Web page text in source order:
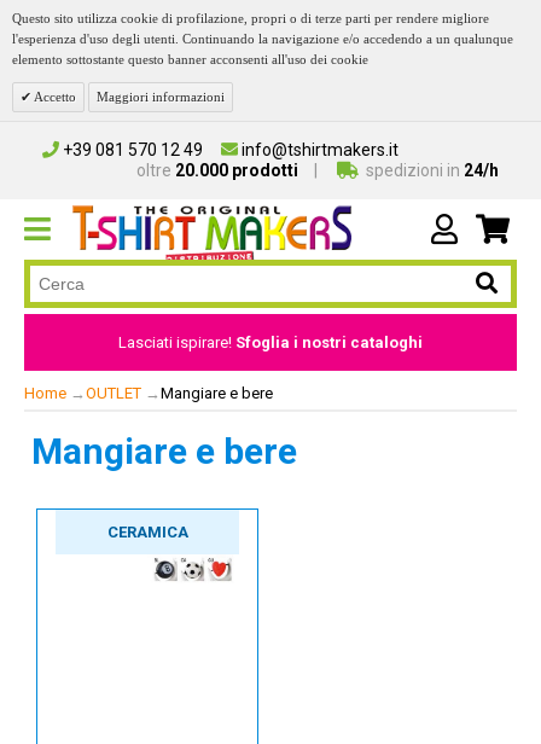
Questo sito utilizza cookie di profilazione, propri o di terze parti per rendere migliore
l'esperienza d'uso degli utenti. Continuando la navigazione e/o accedendo a un qualunque
elemento sottostante questo banner acconsenti all'uso dei cookie
Accetto Maggiori informazioni
+39 081 570 12 49
info@tshirtmakers.it
oltre 20.000 prodotti spedizioni in 24/h
Lasciati ispirare! Sfoglia i nostri cataloghi
Home → OUTLET → Mangiare e bere
Mangiare e bere
CERAMICA